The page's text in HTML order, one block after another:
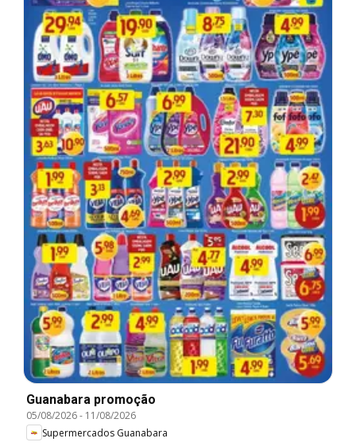
Guanabara promoção
05/08/2026- 11/08/2026
Supermercados Guanabara